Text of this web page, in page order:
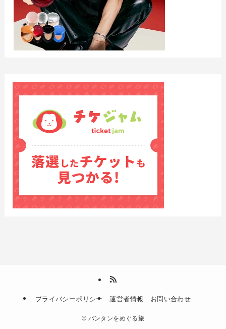
プライバシーポリシー 運営者情報 お問い合わせ
© バンタンをめぐる旅